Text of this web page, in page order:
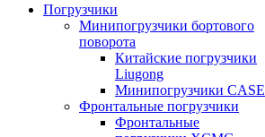
Погрузчики
Минипогрузчики бортового
поворота
Китайские погрузчики
Liugong
Минипогрузчики CASE
Фронтальные погрузчики
Фронтальные